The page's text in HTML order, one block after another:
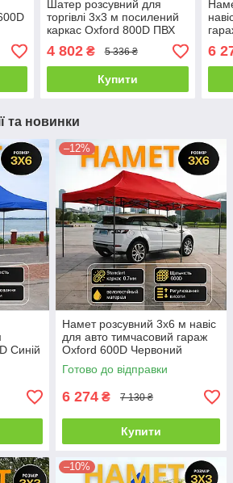
Шатер розсувний для
торгівлі 3х3 м посилений
каркас Oxford 800D ПВХ
4 802₴ 5 336 ₴
Купити
6
та новинки
Синій
–12%
Намет розсувний 3х6 м навіс
для авто тимчасовий гараж
Oxford 600D Червоний
Готово до відправки
6 274 ₴ 7 130 ₴
Купити
–10%